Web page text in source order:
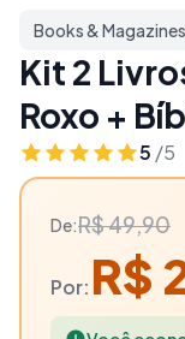
Books & Magazines
Kit 2
Roxo +
Anti-
Crianças
| Books
5 /5
De:R$ 49,90
Por: R$